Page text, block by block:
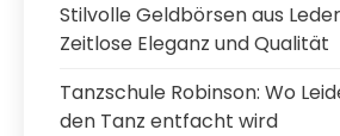
Stilvolle Geldbörsen aus
Zeitlose Eleganz und Qualität
Tanzschule Robinson: Wo
den Tanz entfacht wird